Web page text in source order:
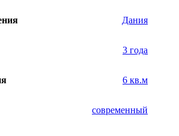
Дания
3 года
6 кв.м
современный